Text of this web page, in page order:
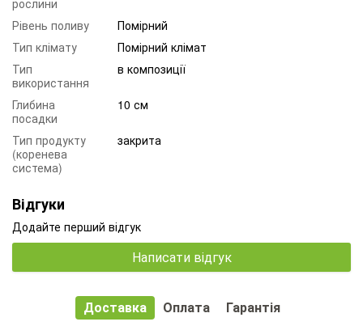
Рівень поливу
Помірний
Тип клімату
Помірний клімат
Тип
використання
в композиції
Глибина
посадки
10 см
Тип продукту
(коренева
система)
закрита
Відгуки
Додайте перший відгук
Написати відгук
Доставка Оплата Гарантія